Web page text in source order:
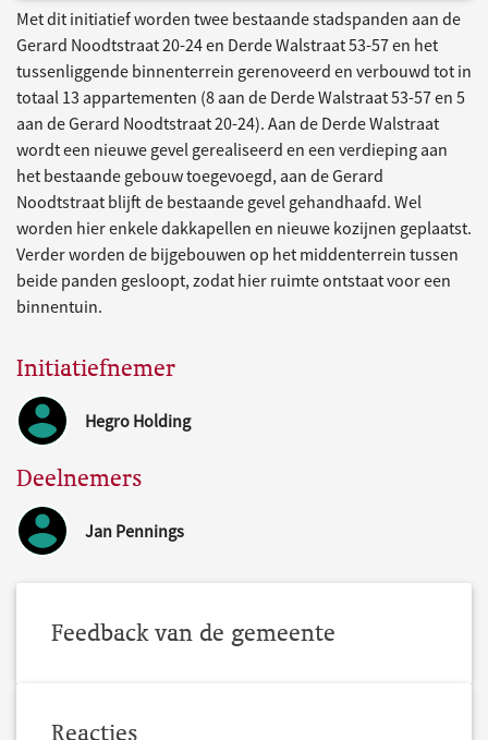
Met dit initiatief worden twee bestaande stadspanden aan de
Gerard Noodtstraat 20-24 en Derde Walstraat 53-57 en het
tussenliggende binnenterrein gerenoveerd en verbouwd tot in
totaal 13 appartementen (8 aan de Derde Walstraat 53-57 en 5
aan de Gerard Noodtstraat 20-24). Aan de Derde Walstraat
wordt een nieuwe gevel gerealiseerd en een verdieping aan
het bestaande gebouw toegevoegd, aan de Gerard
Noodtstraat blijft de bestaande gevel gehandhaafd. Wel
worden hier enkele dakkapellen en nieuwe kozijnen geplaatst.
Verder worden de bijgebouwen op het middenterrein tussen
beide panden gesloopt, zodat hier ruimte ontstaat voor een
binnentuin.
Initiatiefnemer
Hegro Holding
Deelnemers
Jan Pennings
Feedback van de gemeente
Reacties